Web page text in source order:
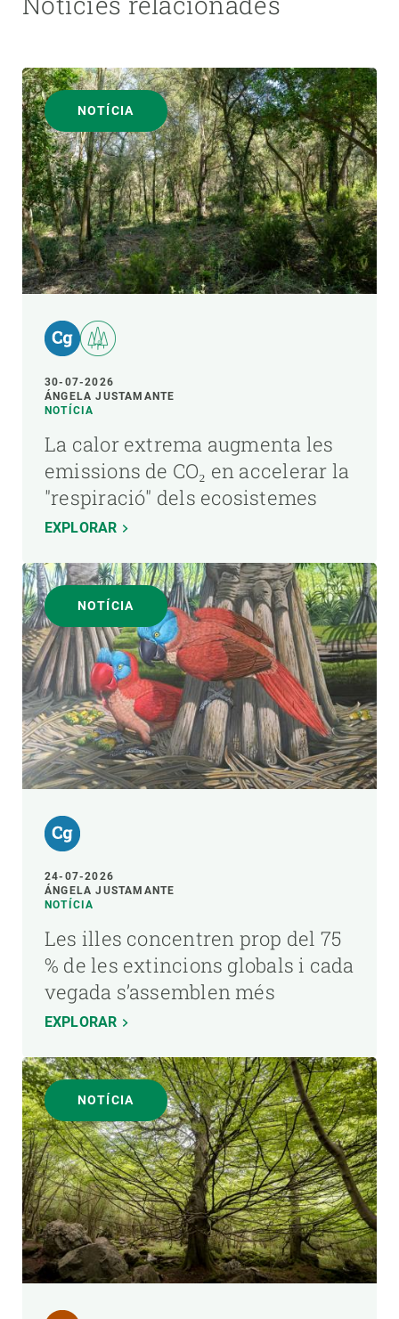
NOTÍCIA
30-07-2026
ÁNGELA JUSTAMANTE
NOTÍCIA
La calor extrema augmenta les
emissions de CO₂ en accelerar la
"respiració" dels ecosistemes
EXPLORAR
NOTÍCIA
24-07-2026
ÁNGELA JUSTAMANTE
NOTÍCIA
Les illes concentren prop del 75
% de les extincions globals i cada
vegada s’assemblen més
EXPLORAR
NOTÍCIA